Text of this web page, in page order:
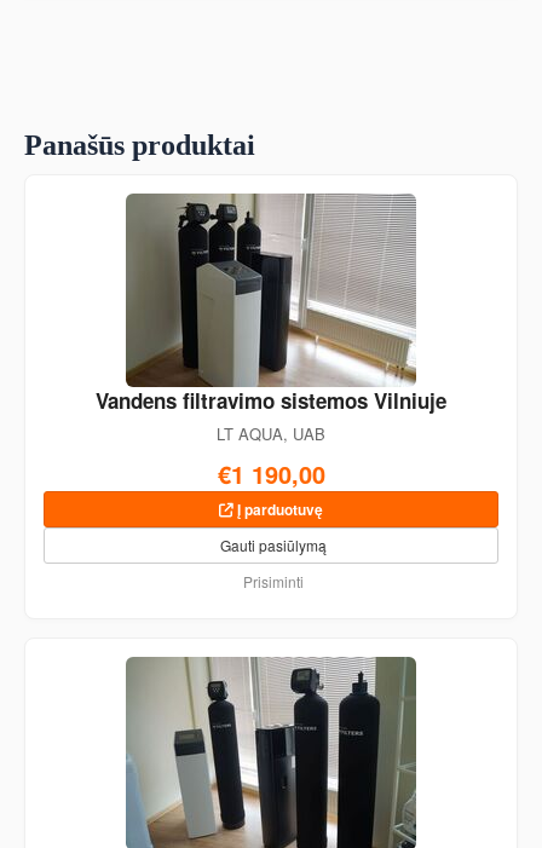
Panašūs produktai
Vandens filtravimo sistemos Vilniuje
LT AQUA, UAB
€1 190,00
Į parduotuvę
Gauti pasiūlymą
Prisiminti